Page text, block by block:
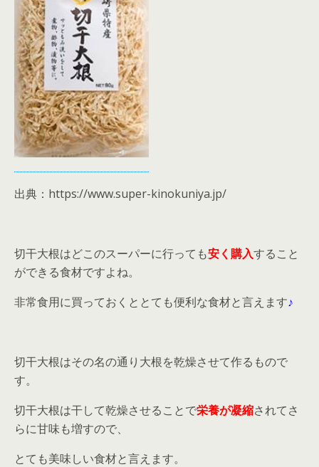
出典：https://www.super-kinokuniya.jp/
切干大根はどこのスーパーに行っても安く購入すること
ができる食材ですよね。
非常食用に買っておくととても便利な食材と言えます♪
切干大根はその名の通り大根を乾燥させて作るもので
す。
切干大根は干して乾燥させることで栄養が凝縮されてさ
らに甘味も増すので、
とても美味しい食材と言えます。